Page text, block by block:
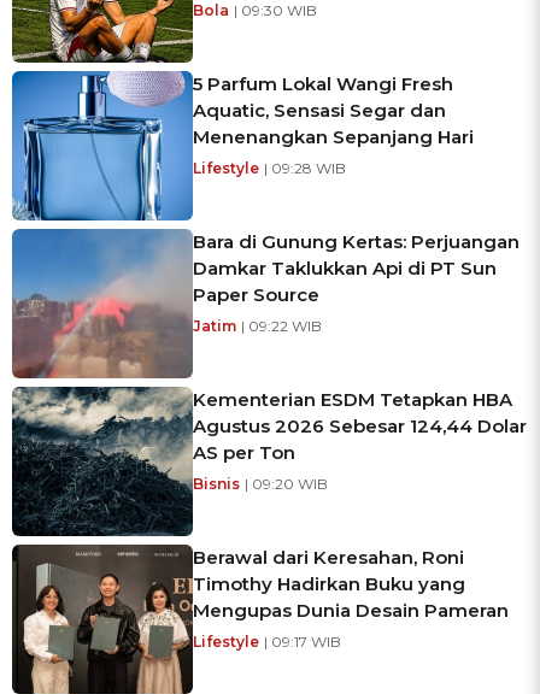
Bola | 09:30 WIB
5 Parfum Lokal Wangi Fresh
Aquatic, Sensasi Segar dan
Menenangkan Sepanjang Hari
Lifestyle | 09:28 WIB
Bara di Gunung Kertas: Perjuangan
Damkar Taklukkan Api di PT Sun
Paper Source
Jatim | 09:22 WIB
Kementerian ESDM Tetapkan HBA
Agustus 2026 Sebesar 124,44 Dolar
AS per Ton
Bisnis | 09:20 WIB
Berawal dari Keresahan, Roni
Timothy Hadirkan Buku yang
Mengupas Dunia Desain Pameran
Lifestyle | 09:17 WIB